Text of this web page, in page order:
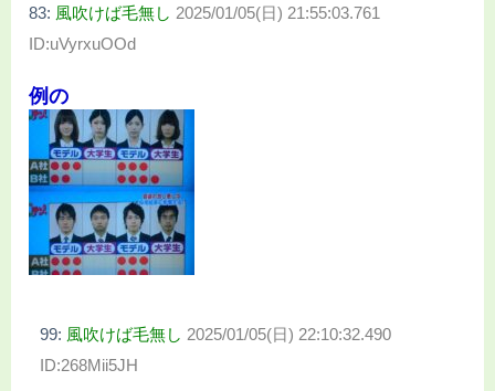
83: 風吹けば毛無し 2025/01/05(日) 21:55:03.761
ID:uVyrxuOOd
例の
99: 風吹けば毛無し 2025/01/05(日) 22:10:32.490
ID:268Mii5JH